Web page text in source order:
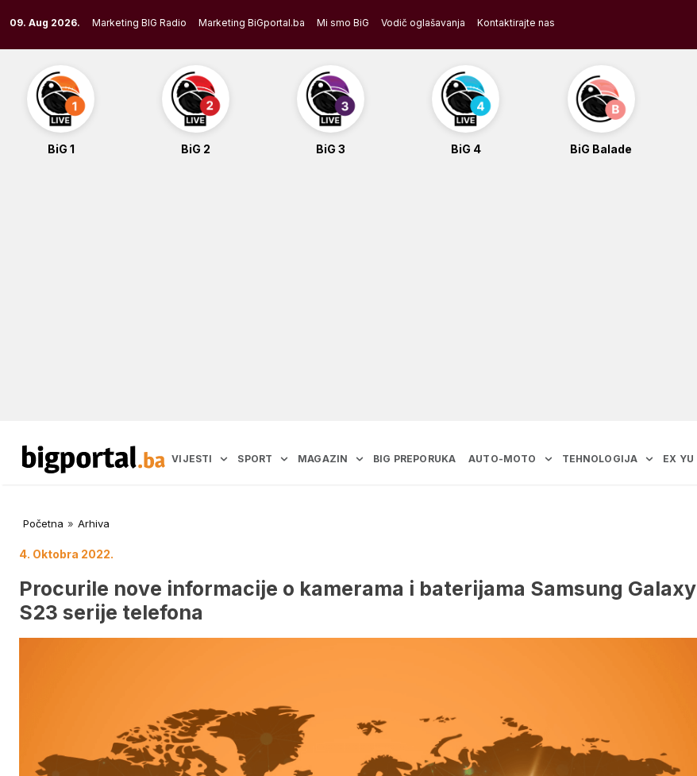
to
content
09. Aug 2026. Marketing BIG Radio Marketing BiGportal.ba Mi smo BiG Vodič oglašavanja Kontaktirajte nas
BiG 1 BiG 2 BiG 3 BiG 4 BiG Balade
VIJESTI SPORT MAGAZIN BIG PREPORUKA AUTO-MOTO TEHNOLOGIJA EX YU
Početna » Arhiva
4. Oktobra 2022.
Procurile nove informacije o kamerama i baterijama Samsung Galaxy
S23 serije telefona